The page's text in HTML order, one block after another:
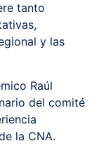
tanto
y las
Raúl
del comité
la CNA.